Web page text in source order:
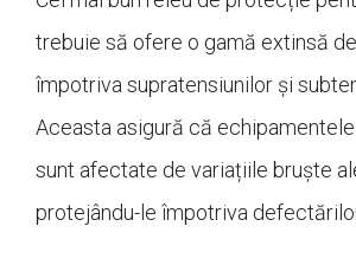
trebuie să ofere o gamă extinsă
împotriva supratensiunilor și
Aceasta asigură că
sunt afectate de variațiile bruște
protejându-le împotriva